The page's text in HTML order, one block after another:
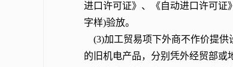
进口许可证》、《自动进口许可证
字样)验放。
(3)加工贸易项下外商不作价提供
的旧机电产品，分别凭外经贸部或